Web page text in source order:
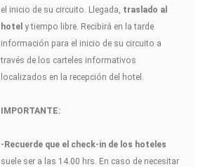
el inicio de su circuito. Llegada, traslado al
hotel y tiempo libre. Recibirá en la tarde
información para el inicio de su circuito a
través de los carteles informativos
localizados en la recepción del hotel.
IMPORTANTE:
-Recuerde que el check-in de los hoteles
suele ser a las 14.00 hrs. En caso de necesitar